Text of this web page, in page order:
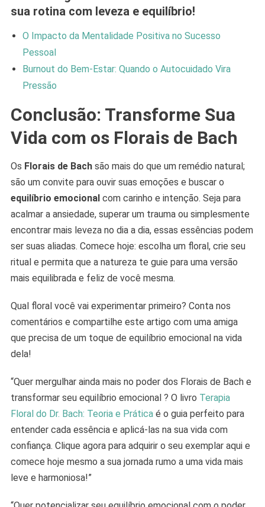
sua rotina com leveza e equilíbrio!
O Impacto da Mentalidade Positiva no Sucesso
Pessoal
Burnout do Bem-Estar: Quando o Autocuidado Vira
Pressão
Conclusão: Transforme Sua
Vida com os Florais de Bach
Os Florais de Bachsão mais do que um remédio natural;
são um convite para ouvir suas emoções e buscar o
equilíbrio emocional com carinho e intenção. Seja para
acalmar a ansiedade, superar um trauma ou simplesmente
encontrar mais leveza no dia a dia, essas essências podem
ser suas aliadas. Comece hoje: escolha um floral, crie seu
ritual e permita que a natureza te guie para uma versão
mais equilibrada e feliz de você mesma.
Qual floral você vai experimentar primeiro? Conta nos
comentários e compartilhe este artigo com uma amiga
que precisa de um toque de equilíbrio emocional na vida
dela!
“Quer mergulhar ainda mais no poder dos Florais de Bach e
transformar seu equilíbrio emocional ? O livro Terapia
Floral do Dr. Bach: Teoria e Práticaé o guia perfeito para
entender cada essência e aplicá-las na sua vida com
confiança. Clique agora para adquirir o seu exemplar aqui e
comece hoje mesmo a sua jornada rumo a uma vida mais
leve e harmoniosa!”